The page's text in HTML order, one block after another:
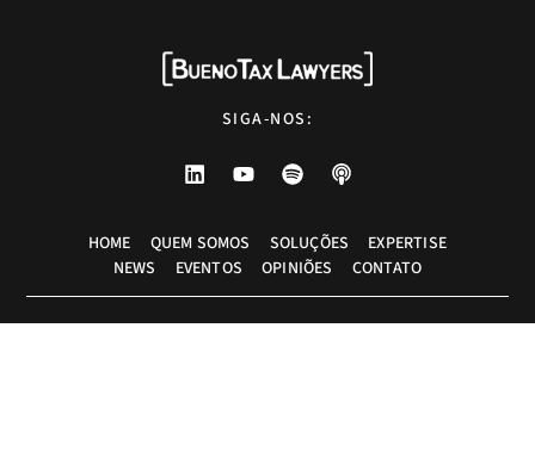
SIGA-NOS:
HOME QUEM SOMOS SOLUÇÕES
EXPERTISE
NEWS
EVENTOS OPINIÕES CONTATO